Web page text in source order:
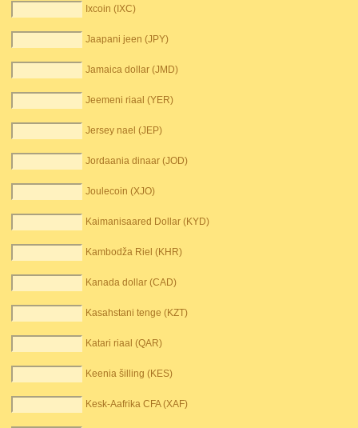
Ixcoin (IXC)
Jaapani jeen (JPY)
Jamaica dollar (JMD)
Jeemeni riaal (YER)
Jersey nael (JEP)
Jordaania dinaar (JOD)
Joulecoin (XJO)
Kaimanisaared Dollar (KYD)
Kambodža Riel (KHR)
Kanada dollar (CAD)
Kasahstani tenge (KZT)
Katari riaal (QAR)
Keenia šilling (KES)
Kesk-Aafrika CFA (XAF)